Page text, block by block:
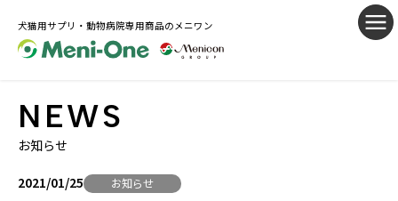
犬猫用サプリ・動物病院専用商品のメニワン
NEWS
お知らせ
2021/01/25 お知らせ